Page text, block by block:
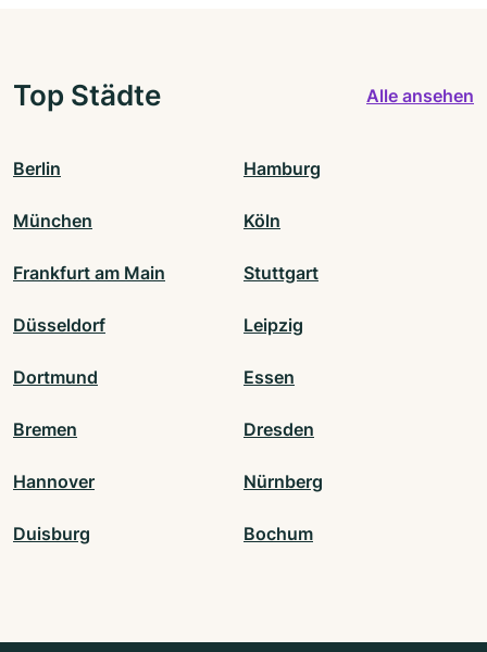
Top Städte Alle ansehen
Berlin Hamburg
München Köln
Frankfurt am Main Stuttgart
Düsseldorf Leipzig
Dortmund Essen
Bremen Dresden
Hannover Nürnberg
Duisburg Bochum